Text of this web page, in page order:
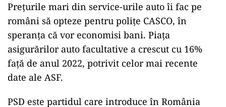
Preţurile mari din service-urile auto îi fac pe
români să opteze pentru poliţe CASCO, în
speranţa că vor economisi bani. Piaţa
asigurărilor auto facultative a crescut cu 16%
faţă de anul 2022, potrivit celor mai recente
date ale ASF.
PSD este partidul care introduce în România